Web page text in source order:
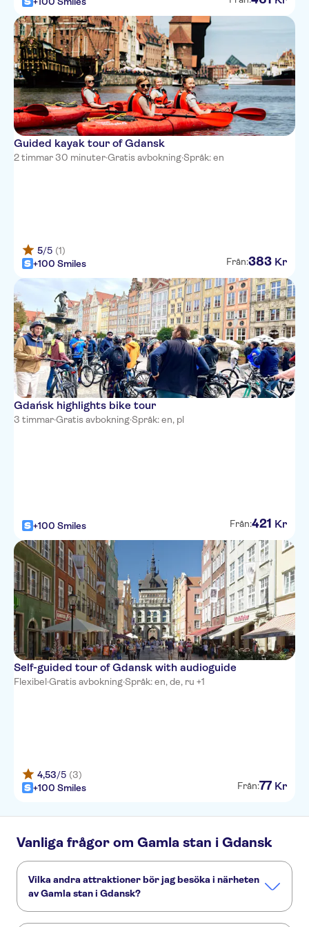
Guided kayak tour of Gdansk
2 timmar 30 minuter·Gratis avbokning·Språk: en
5/5 (1)
+100 Smiles
Från:383 Kr
Gdańsk highlights bike tour
3 timmar·Gratis avbokning·Språk: en, pl
+100 Smiles Från:421 Kr
Self-guided tour of Gdansk with audioguide
Flexibel·Gratis avbokning·Språk: en, de, ru +1
4,53/5 (3)
+100 Smiles
Från:77 Kr
Vanliga frågor om Gamla stan i Gdansk
Vilka andra attraktioner bör jag besöka i närheten
av Gamla stan i Gdansk?